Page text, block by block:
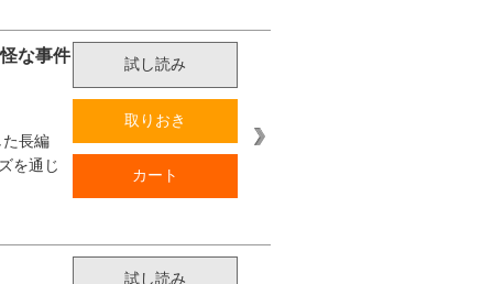
な事件 試し読み
取りおき
カート
長編
を通じ
試し読み